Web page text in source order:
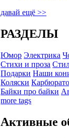
давай ещё >>
РАЗДЕЛЫ
Юмор Электрика
Стихи и проза
Подарки Наши
Коляски
Байки про байки
more tags
Активные